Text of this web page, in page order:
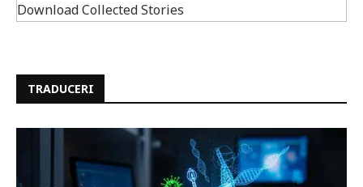
Download Collected Stories
TRADUCERI